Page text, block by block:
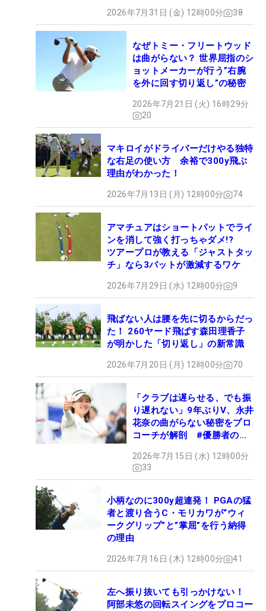
2026年7月31日 (金) 12時00分 38
なぜトミー・フリートウッド
は曲がらない？ 世界屈指のシ
ョットメーカーが行う”右腕
を外に回す切り返し”の秘密
2026年7月21日 (火) 16時29分
20
マキロイがドライバーだけやる独特
な右足の使い方 余裕で300y飛ぶ
理由がわかった！
2026年7月13日 (月) 12時00分 74
アマチュアはショートパットでライ
ンを消して強く打っちゃダメ!?
ツアープロが教える「ジャストタッ
チ」なら3パットが激減するワケ
2026年7月29日 (水) 12時00分 9
飛ばない人は腰を先に切るからだっ
た！ 260ヤード飛ばす森田理香子
が明かした「切り返し」の新常識
2026年7月20日 (月) 12時00分 70
「クラブは遅らせる、でも振
り遅れない」9年ぶりV、永井
花奈の曲がらない秘密をプロ
コーチが解剖 #優勝者のス
2026年7月15日 (水) 12時00分
33
小柄なのに300y超連発！ PGAの猛
者と渡り合うC・モリカワが“ウィ
ークグリップ”と”掌屈”を行う納得
の理由
2026年7月16日 (木) 12時00分 41
左へ振り抜いても引っかけない！
阿部未悠の回転スイングをプロコー